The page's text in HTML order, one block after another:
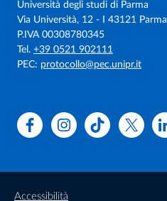
Università degli studi di Parma
Via Università, 12 - I 43121 Parma
P.IVA 00308780345
Tel. +39 0521 902111
PEC: protocollo@pec.unipr.it
FacebookInstagramTikTok X
Accessibilità